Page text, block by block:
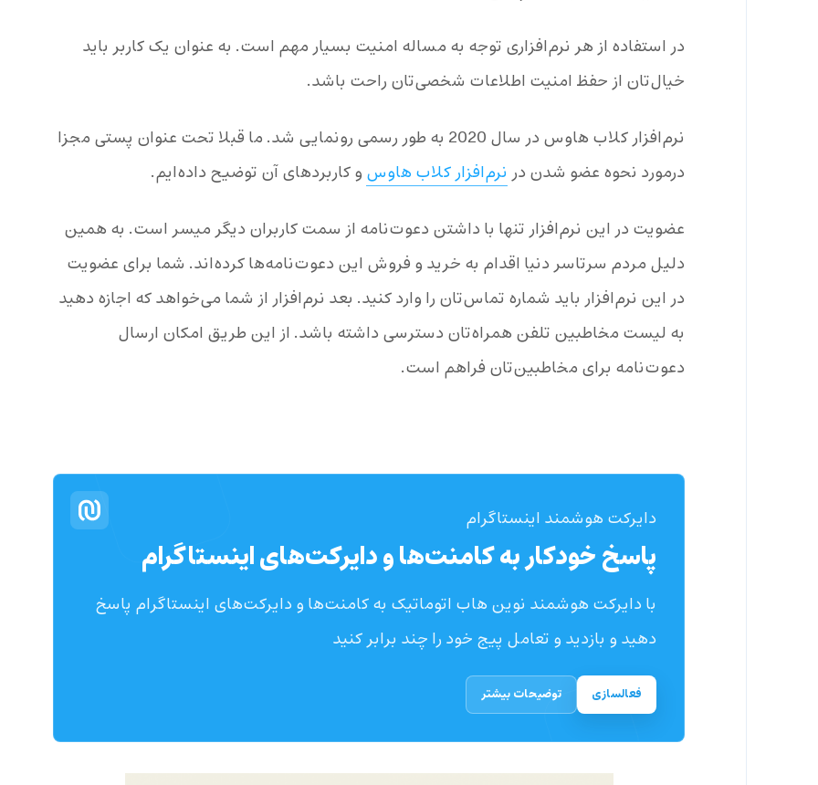
در استفاده از هر نرم‌افزاری توجه به مساله امنیت بسیار مهم است. به عنوان یک کاربر باید
خیال‌تان از حفظ امنیت اطلاعات شخصی‌تان راحت باشد.
نرم‌افزار کلاب هاوس در سال 2020 به طور رسمی رونمایی شد. ما قبلا تحت عنوان پستی مجزا
درمورد نحوه عضو شدن در نرم‌افزار کلاب هاوس و کاربردهای آن توضیح داده‌ایم.
عضویت در این نرم‌افزار تنها با داشتن دعوت‌نامه از سمت کاربران دیگر میسر است. به همین
دلیل مردم سرتاسر دنیا اقدام به خرید و فروش این دعوت‌نامه‌ها کرده‌اند. شما برای عضویت
در این نرم‌افزار باید شماره تماس‌تان را وارد کنید. بعد نرم‌افزار از شما می‌خواهد که اجازه دهید
به لیست مخاطبین تلفن همراه‌تان دسترسی داشته باشد. از این طریق امکان ارسال
دعوت‌نامه برای مخاطبین‌تان فراهم است.
دایرکت هوشمند اینستاگرام
پاسخ خودکار به کامنت‌ها و دایرکت‌های اینستاگرام
با دایرکت هوشمند نوین هاب اتوماتیک به کامنت‌ها و دایرکت‌های اینستاگرام پاسخ
دهید و بازدید و تعامل پیج خود را چند برابر کنید
فعالسازی توضیحات بیشتر